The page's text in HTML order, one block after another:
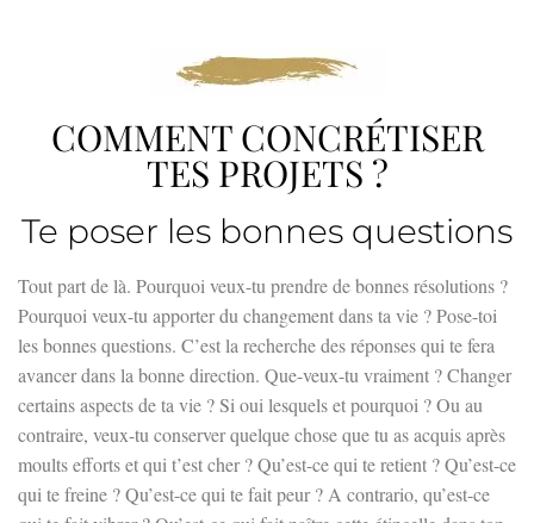
COMMENT CONCRÉTISER
TES PROJETS ?
Te poser les bonnes questions
Tout part de là. Pourquoi veux-tu prendre de bonnes résolutions ?
Pourquoi veux-tu apporter du changement dans ta vie ? Pose-toi
les bonnes questions. C’est la recherche des réponses qui te fera
avancer dans la bonne direction. Que-veux-tu vraiment ? Changer
certains aspects de ta vie ? Si oui lesquels et pourquoi ? Ou au
contraire, veux-tu conserver quelque chose que tu as acquis après
moults efforts et qui t’est cher ? Qu’est-ce qui te retient ? Qu’est-ce
qui te freine ? Qu’est-ce qui te fait peur ? A contrario, qu’est-ce